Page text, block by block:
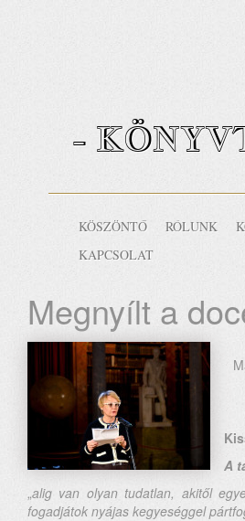
-
KÖSZÖNTŐ RÓLUNK
KAPCSOLAT
Megnyílt a
A
„alig van olyan tudatlan, akitől
fogadjátok nyájas kegyeséggel